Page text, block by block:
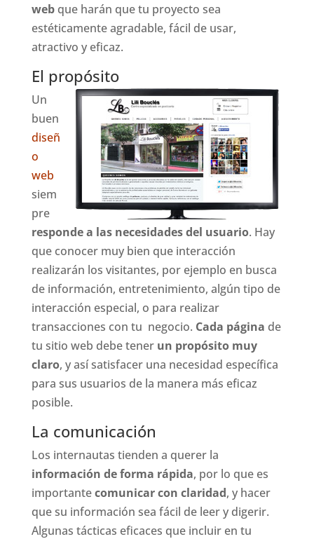
webque harán que tu proyecto sea
estéticamente agradable, fácil de usar,
atractivo y eficaz.
El propósito
Un
buen
diseñ
o
web
siem
pre
responde a las necesidades del usuario. Hay
que conocer muy bien que interacción
realizarán los visitantes, por ejemplo en busca
de información, entretenimiento, algún tipo de
interacción especial, o para realizar
transacciones con tu negocio. Cada página de
tu sitio web debe tener un propósito muy
claro, y así satisfacer una necesidad específica
para sus usuarios de la manera más eficaz
posible.
La comunicación
Los internautas tienden a querer la
información de forma rápida, por lo que es
importantecomunicar con claridad, y hacer
que su información sea fácil de leer y digerir.
Algunas tácticas eficaces que incluir en tu